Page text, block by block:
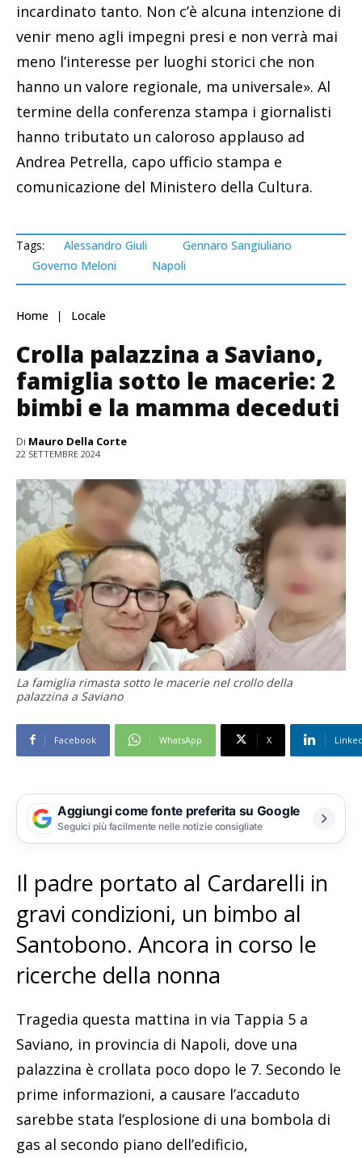
incardinato tanto. Non c’è alcuna intenzione di
venir meno agli impegni presi e non verrà mai
meno l’interesse per luoghi storici che non
hanno un valore regionale, ma universale». Al
termine della conferenza stampa i giornalisti
hanno tributato un caloroso applauso ad
Andrea Petrella, capo ufficio stampa e
comunicazione del Ministero della Cultura.
Tags: Alessandro Giuli
Gennaro Sangiuliano
Governo Meloni
Napoli
Home Locale
Crolla palazzina a Saviano,
famiglia sotto le macerie: 2
bimbi e la mamma deceduti
Di Mauro Della Corte
22 SETTEMBRE 2024
La famiglia rimasta sotto le macerie nel crollo della
palazzina a Saviano
Facebook WhatsApp X
Aggiungi come fonte preferita su Google
Seguici più facilmente nelle notizie consigliate
Il padre portato al Cardarelli in
gravi condizioni, un bimbo al
Santobono. Ancora in corso le
ricerche della nonna
Tragedia questa mattina in via Tappia 5 a
Saviano, in provincia di Napoli, dove una
palazzina è crollata poco dopo le 7. Secondo le
prime informazioni, a causare l’accaduto
sarebbe stata l’esplosione di una bombola di
gas al secondo piano dell’edificio,